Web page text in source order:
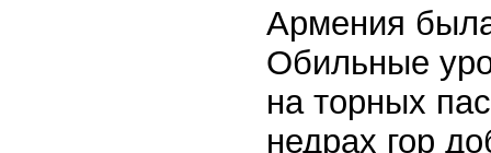
Армения
Обильные
на торных
недрах гор